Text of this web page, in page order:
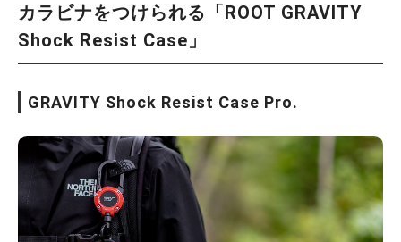
カラビナをつけられる「ROOT GRAVITY
Shock Resist Case」
GRAVITY Shock Resist Case Pro.